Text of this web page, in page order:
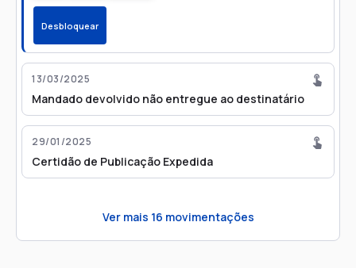
Desbloquear
13/03/2025
Mandado devolvido não entregue ao destinatário
29/01/2025
Certidão de Publicação Expedida
Ver mais 16 movimentações